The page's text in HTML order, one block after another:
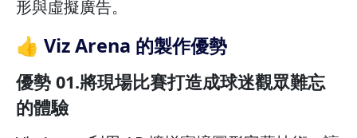
形與虛擬廣告。
👍 Viz Arena 的製作優勢
優勢 01.將現場比賽打造成球迷觀眾難忘
的體驗